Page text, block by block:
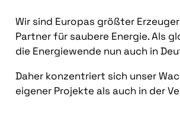
Wir sind Europas größter
Partner für saubere Energie. Als
die Energiewende nun auch in
Daher konzentriert sich unser
eigener Projekte als auch in der